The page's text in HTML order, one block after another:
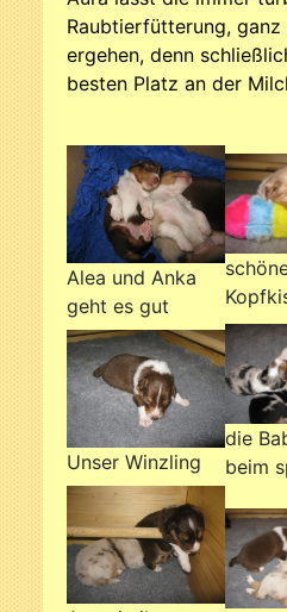
Raubtierfütterung,
ergehen, denn
besten Platz an der
Alea und Anka
geht es gut
Unser Winzling
die
beim